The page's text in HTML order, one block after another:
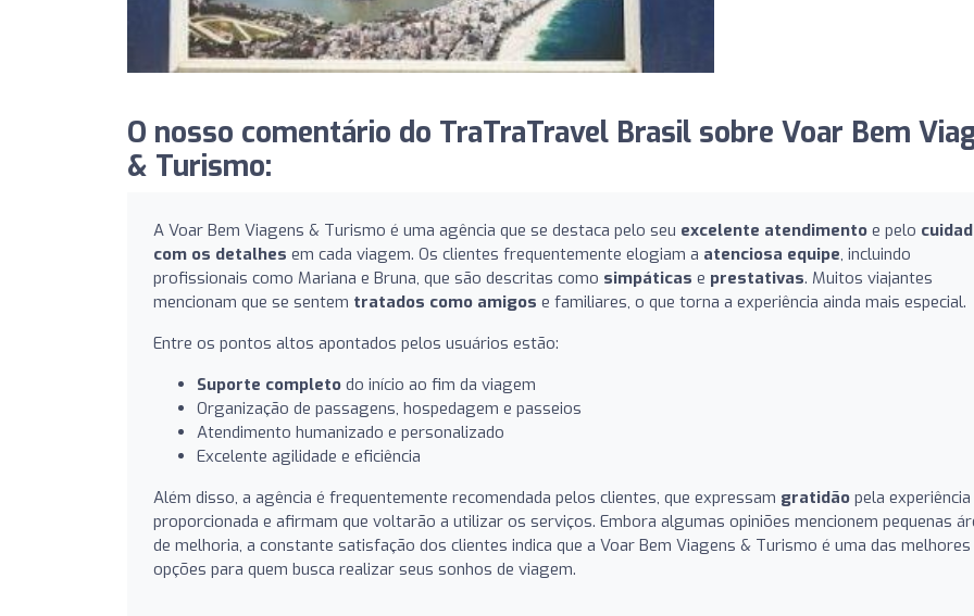
O nosso comentário do TraTraTravel Brasil sobre Voar Bem
& Turismo:
A Voar Bem Viagens & Turismo é uma agência que se destaca pelo seu excelente atendimento e pelo
com os detalhes em cada viagem. Os clientes frequentemente elogiam a atenciosa equipe, incluindo
profissionais como Mariana e Bruna, que são descritas como simpáticas e prestativas. Muitos viajantes
mencionam que se sentem tratados como amigos e familiares, o que torna a experiência ainda mais especial.
Entre os pontos altos apontados pelos usuários estão:
Suporte completo do início ao fim da viagem
Organização de passagens, hospedagem e passeios
Atendimento humanizado e personalizado
Excelente agilidade e eficiência
Além disso, a agência é frequentemente recomendada pelos clientes, que expressam gratidão pela experiência
proporcionada e afirmam que voltarão a utilizar os serviços. Embora algumas opiniões mencionem pequenas
de melhoria, a constante satisfação dos clientes indica que a Voar Bem Viagens & Turismo é uma das melhores
opções para quem busca realizar seus sonhos de viagem.